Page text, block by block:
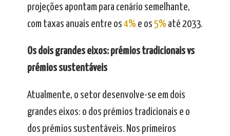
projeções apontam para cenário semelhante,
com taxas anuais entre os 4% e os 5% até 2033.
Os dois grandes eixos: prémios tradicionais vs
prémios sustentáveis
Atualmente, o setor desenvolve-se em dois
grandes eixos: o dos prémios tradicionais e o
dos prémios sustentáveis. Nos primeiros